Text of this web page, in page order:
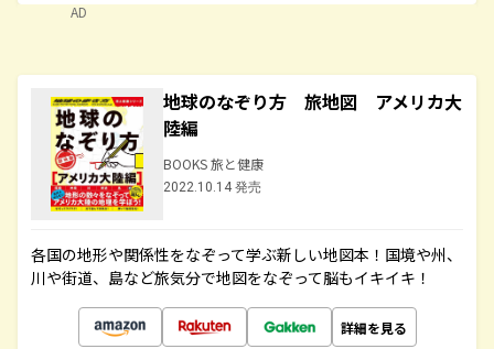
AD
地球のなぞり方 旅地図 アメリカ大
陸編
BOOKS 旅と健康
2022.10.14 発売
各国の地形や関係性をなぞって学ぶ新しい地図本！国境や州、
川や街道、島など旅気分で地図をなぞって脳もイキイキ！
詳細を見る